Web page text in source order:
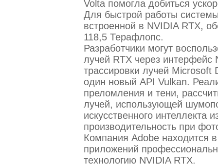
Volta помогла добиться
Для быстрой работы
встроенной в NVIDIA RTX,
118,5 Терафлопс.
Разработчики могут
лучей RTX через
трассировки лучей
один новый API Vulkan.
преломления и тени,
лучей, использующей
искусственного интеллекта
производительность при
Компания Adobe находится
приложений
технологию NVIDIA RTX.